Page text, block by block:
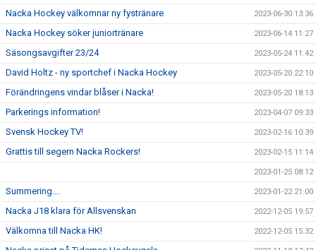
Nacka Hockey välkomnar ny fystränare 2023-06-30 13:36
Nacka Hockey söker juniortränare 2023-06-14 11:27
Säsongsavgifter 23/24 2023-05-24 11:42
David Holtz - ny sportchef i Nacka Hockey 2023-05-20 22:10
Förändringens vindar blåser i Nacka! 2023-05-20 18:13
Parkerings information! 2023-04-07 09:33
Svensk Hockey TV! 2023-02-16 10:39
Grattis till segern Nacka Rockers! 2023-02-15 11:14
2023-01-25 08:12
Summering…. 2023-01-22 21:00
Nacka J18 klara för Allsvenskan 2022-12-05 19:57
Välkomna till Nacka HK! 2022-12-05 15:32